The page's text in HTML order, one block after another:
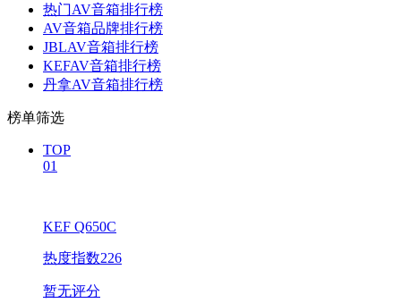
热门AV音箱排行榜
AV音箱品牌排行榜
JBLAV音箱排行榜
KEFAV音箱排行榜
丹拿AV音箱排行榜
榜单筛选
TOP
01
KEF Q650C
热度指数226
暂无评分